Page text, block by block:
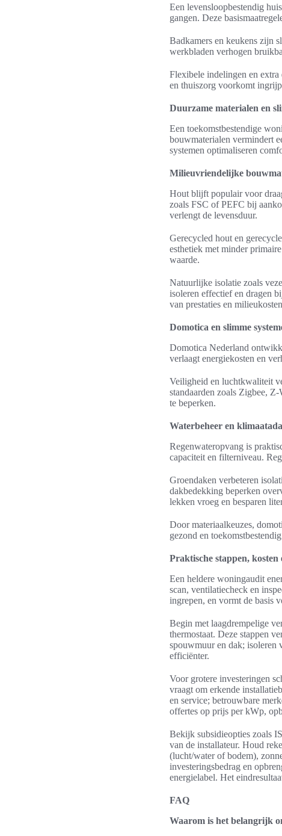
Een levensloopbestendig
gangen. Deze
Badkamers en keukens zijn
werkbladen verhogen
Flexibele indelingen en extra
en thuiszorg voorkomt
Duurzame materialen en
Een toekomstbestendige
bouwmaterialen vermindert
systemen optimaliseren
Milieuvriendelijke
Hout blijft populair voor
zoals FSC of PEFC bij
verlengt de levensduur.
Gerecycled hout en
esthetiek met minder
waarde.
Natuurlijke isolatie zoals
isoleren effectief en dragen
van prestaties en
Domotica en slimme
Domotica Nederland
verlaagt energiekosten en
Veiligheid en luchtkwaliteit
standaarden zoals Zigbee,
te beperken.
Waterbeheer en
Regenwateropvang is
capaciteit en filterniveau.
Groendaken verbeteren
dakbedekking beperken
lekken vroeg en besparen
Door materiaalkeuzes,
gezond en
Praktische stappen,
Een heldere woningaudit
scan, ventilatiecheck en
ingrepen, en vormt de basis
Begin met laagdrempelige
thermostaat. Deze stappen
spouwmuur en dak; isoleren
efficiënter.
Voor grotere investeringen
vraagt om erkende
en service; betrouwbare
offertes op prijs per kWp,
Bekijk subsidieopties zoals
van de installateur. Houd
(lucht/water of bodem),
investeringsbedrag en
energielabel. Het
FAQ
Waarom is het belangrijk